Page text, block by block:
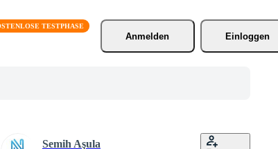
Anmelden
Einloggen
Semih Aşula